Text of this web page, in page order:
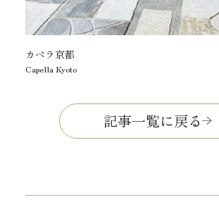
カペラ京都
Capella Kyoto
記事一覧に戻る